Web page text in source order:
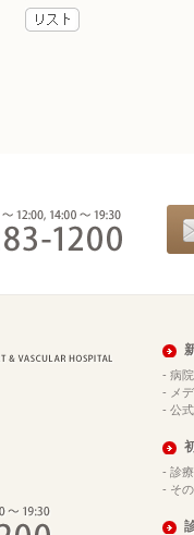
- 病
- メ
- 公
- 診
- そ